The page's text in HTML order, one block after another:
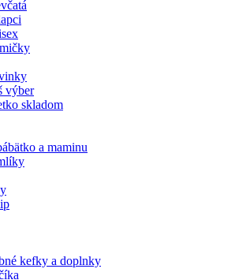
výber
skladom
a maminu
kefky a doplnky